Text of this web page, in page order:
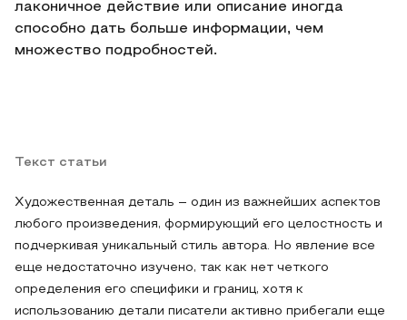
лаконичное действие или описание иногда
способно дать больше информации, чем
множество подробностей.
Текст статьи
Художественная деталь – один из важнейших аспектов
любого произведения, формирующий его целостность и
подчеркивая уникальный стиль автора. Но явление все
еще недостаточно изучено, так как нет четкого
определения его специфики и границ, хотя к
использованию детали писатели активно прибегали еще